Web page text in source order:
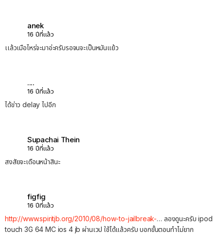
anek
16 ปีที่แล้ว
เเล้วเมือไหร่จะมาอ่ะครับรอจนจะเป็นหมันแย้ว
....
16 ปีที่แล้ว
ได้ข่าว delay ไปอีก
Supachai Thein
16 ปีที่แล้ว
สงสัยจะเดือนหน้าสินะ
figfig
16 ปีที่แล้ว
http://www.spiritjb.org/2010/08/how-to-jailbreak-… ลองดูนะครับ ipod
touch 3G 64 MC ios 4 jb ผ่านเวป ใช้ได้แล้วครับ บอกขั้นตอนทำไม่ยาก